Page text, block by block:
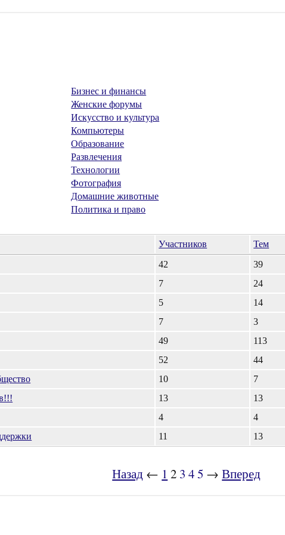
Бизнес и финансы
Женские форумы
Искусство и культура
Компьютеры
Образование
Развлечения
Технологии
Фотография
Домашние животные
Политика и право
Участников Тем
42 39
7 24
5 14
7 3
49 113
52 44
10 7
13 13
4 4
11 13
Назад ← 1 2 3 45 →Вперед